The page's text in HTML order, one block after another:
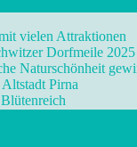
vielen Attraktionen
Dorfmeile 2025
Naturschönheit
Pirna